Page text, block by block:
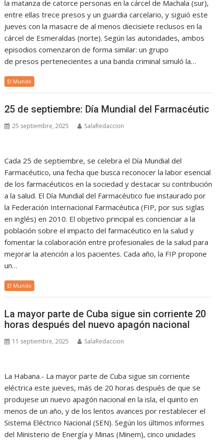
la matanza de catorce personas en la cárcel de Machala (sur),
entre ellas trece presos y un guardia carcelario, y siguió este
jueves con la masacre de al menos diecisiete reclusos en la
cárcel de Esmeraldas (norte). Según las autoridades, ambos
episodios comenzaron de forma similar: un grupo
de presos pertenecientes a una banda criminal simuló la…
El Mundo
25 de septiembre: Día Mundial del Farmacéutic
25 septiembre, 2025 SalaRedaccion
Cada 25 de septiembre, se celebra el Día Mundial del
Farmacéutico, una fecha que busca reconocer la labor esencial
de los farmacéuticos en la sociedad y destacar su contribución
a la salud. El Día Mundial del Farmacéutico fue instaurado por
la Federación Internacional Farmacéutica (FIP, por sus siglas
en inglés) en 2010. El objetivo principal es concienciar a la
población sobre el impacto del farmacéutico en la salud y
fomentar la colaboración entre profesionales de la salud para
mejorar la atención a los pacientes. Cada año, la FIP propone
un…
El Mundo
La mayor parte de Cuba sigue sin corriente 20
horas después del nuevo apagón nacional
11 septiembre, 2025 SalaRedaccion
La Habana.- La mayor parte de Cuba sigue sin corriente
eléctrica este jueves, más de 20 horas después de que se
produjese un nuevo apagón nacional en la isla, el quinto en
menos de un año, y de los lentos avances por restablecer el
Sistema Eléctrico Nacional (SEN). Según los últimos informes
del Ministerio de Energía y Minas (Minem), cinco unidades